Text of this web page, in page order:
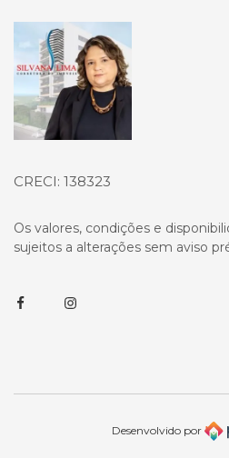
Página inicial
CRECI: 138323
Os valores, condições e
sujeitos a alterações sem aviso
FacebookInstagram
Desenvolvido por